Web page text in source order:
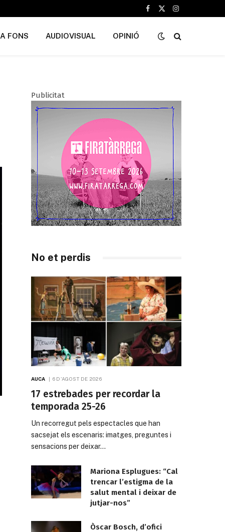
Facebook
X
Instagram
A FONS AUDIOVISUAL OPINIÓ
Publicitat
No et perdis
AUCA 6 D'AGOST DE 2026
17 estrebades per recordar la
temporada 25-26
Un recorregut pels espectacles que han
sacsejat els escenaris: imatges, preguntes i
sensacions per deixar…
Mariona Esplugues: “Cal
trencar l’estigma de la
salut mental i deixar de
jutjar-nos”
Òscar Bosch, d’ofici